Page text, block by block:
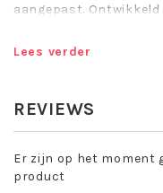
aangepast.
lang zitten.
kunt u zelf indelen en
in gebruik en ook nog
Aanbrengen: Breng
Lees verder
REVIEWS
Er zijn op het moment
product